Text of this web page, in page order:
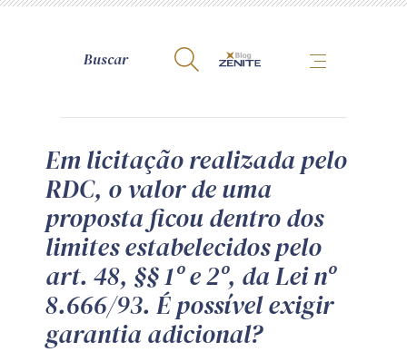
A Zênite
Como publicar conosco
Site da Zênite
Contato
Termos de uso
Política de Privacidade
Guia de Direitos dos Titulares de Dados
Em licitação realizada pelo
RDC, o valor de uma
proposta ficou dentro dos
limites estabelecidos pelo
art. 48, §§ 1º e 2º, da Lei nº
8.666/93. É possível exigir
garantia adicional?